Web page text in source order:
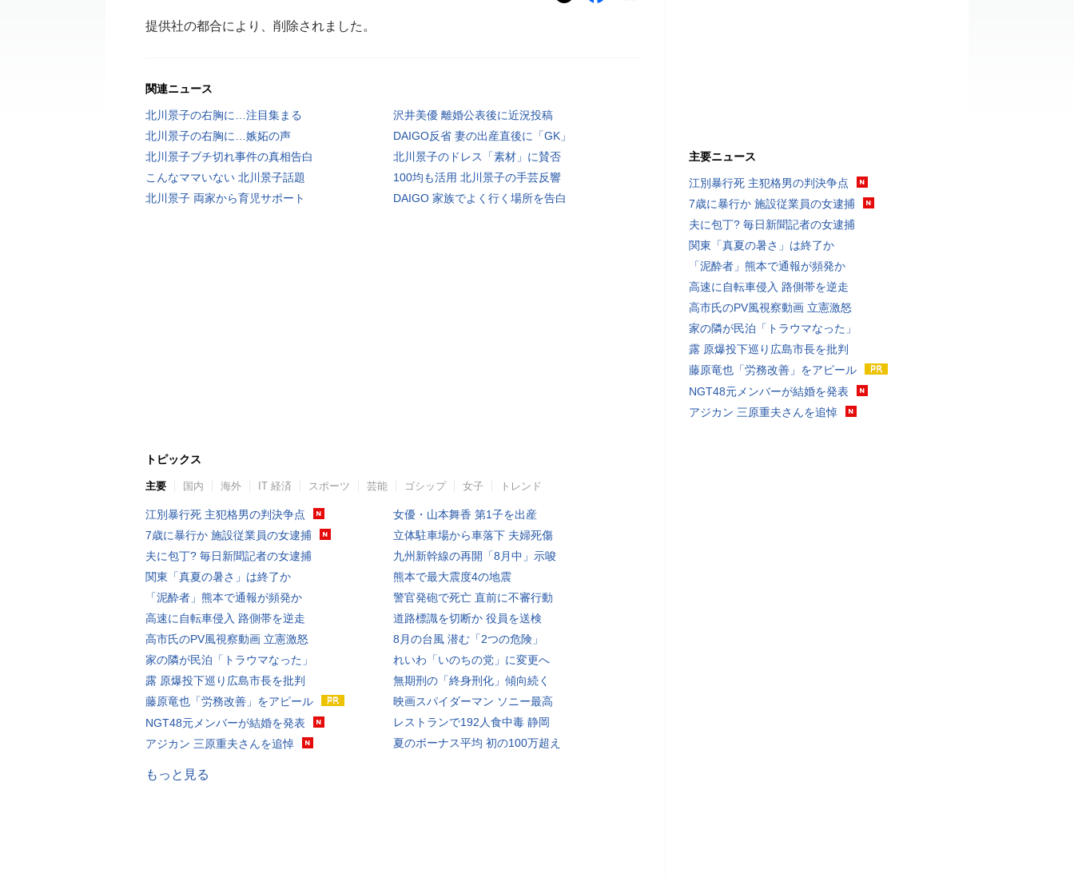
提供社の都合により、削除されました。
関連ニュース
北川景子の右胸に…注目集まる
沢井美優 離婚公表後に近況投稿
北川景子の右胸に…嫉妬の声
DAIGO反省 妻の出産直後に「GK」
北川景子ブチ切れ事件の真相告白
北川景子のドレス「素材」に賛否
こんなママいない 北川景子話題
100均も活用 北川景子の手芸反響
北川景子 両家から育児サポート
DAIGO 家族でよく行く場所を告白
トピックス
主要 国内 海外 IT 経済 スポーツ 芸能 ゴシップ 女子 トレンド
江別暴行死 主犯格男の判決争点
7歳に暴行か 施設従業員の女逮捕
夫に包丁? 毎日新聞記者の女逮捕
関東「真夏の暑さ」は終了か
「泥酔者」熊本で通報が頻発か
高速に自転車侵入 路側帯を逆走
高市氏のPV風視察動画 立憲激怒
家の隣が民泊「トラウマなった」
露 原爆投下巡り広島市長を批判
藤原竜也「労務改善」をアピール
NGT48元メンバーが結婚を発表
アジカン 三原重夫さんを追悼
女優・山本舞香 第1子を出産
立体駐車場から車落下 夫婦死傷
九州新幹線の再開「8月中」示唆
熊本で最大震度4の地震
警官発砲で死亡 直前に不審行動
道路標識を切断か 役員を送検
8月の台風 潜む「2つの危険」
れいわ「いのちの党」に変更へ
無期刑の「終身刑化」傾向続く
映画スパイダーマン ソニー最高
レストランで192人食中毒 静岡
夏のボーナス平均 初の100万超え
もっと見る
主要ニュース
江別暴行死 主犯格男の判決争点
7歳に暴行か 施設従業員の女逮捕
夫に包丁? 毎日新聞記者の女逮捕
関東「真夏の暑さ」は終了か
「泥酔者」熊本で通報が頻発か
高速に自転車侵入 路側帯を逆走
高市氏のPV風視察動画 立憲激怒
家の隣が民泊「トラウマなった」
露 原爆投下巡り広島市長を批判
藤原竜也「労務改善」をアピール
NGT48元メンバーが結婚を発表
アジカン 三原重夫さんを追悼